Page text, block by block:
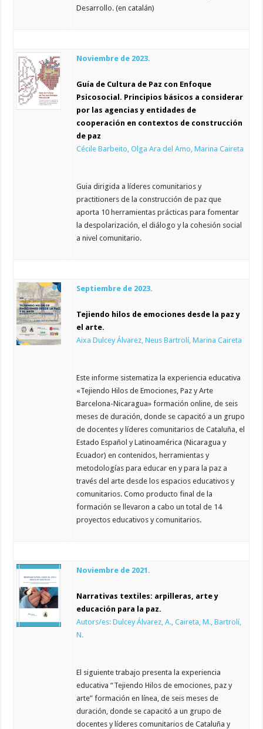
Desarrollo. (en catalán)
Noviembre de 2023.
Guía de Cultura de Paz con Enfoque
Psicosocial. Principios básicos a considerar
por las agencias y entidades de
cooperación en contextos de construcción
de paz
Cécile Barbeito, Olga Ara del Amo, Marina Caireta
Guia dirigida a líderes comunitarios y
practitioners de la construcción de paz que
aporta 10 herramientas prácticas para fomentar
la despolarización, el diálogo y la cohesión social
a nivel comunitario.
Septiembre de 2023.
Tejiendo hilos de emociones desde la paz y
el arte.
Aixa Dulcey Álvarez, Neus Bartrolí, Marina Caireta
Este informe sistematiza la experiencia educativa
«Tejiendo Hilos de Emociones, Paz y Arte
Barcelona-Nicaragua» formación online, de seis
meses de duración, donde se capacitó a un grupo
de docentes y líderes comunitarios de Cataluña, el
Estado Español y Latinoamérica (Nicaragua y
Ecuador) en contenidos, herramientas y
metodologías para educar en y para la paz a
través del arte desde los espacios educativos y
comunitarios. Como producto final de la
formación se llevaron a cabo un total de 14
proyectos educativos y comunitarios.
Noviembre de 2021.
Narrativas textiles: arpilleras, arte y
educación para la paz.
Autors/es: Dulcey Álvarez, A., Caireta, M., Bartrolí,
N.
El siguiente trabajo presenta la experiencia
educativa “Tejiendo Hilos de emociones, paz y
arte” formación en línea, de seis meses de
duración, donde se capacitó a un grupo de
docentes y líderes comunitarios de Cataluña y